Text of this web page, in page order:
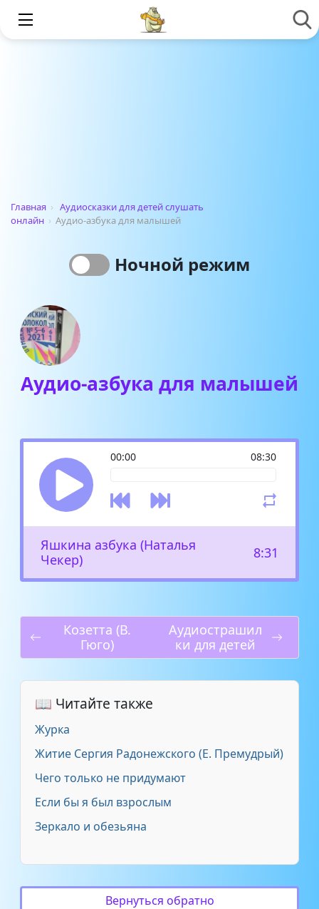
Главная › Аудиосказки для детей слушать
онлайн › Аудио-азбука для малышей
Ночной режим
Аудио-азбука для малышей
00:00 08:30
Яшкина азбука (Наталья
Чекер)
8:31
Козетта (В.
Гюго)
Аудиострашил
ки для детей
📖 Читайте также
Журка
Житие Сергия Радонежского (Е. Премудрый)
Чего только не придумают
Если бы я был взрослым
Зеркало и обезьяна
Вернуться обратно